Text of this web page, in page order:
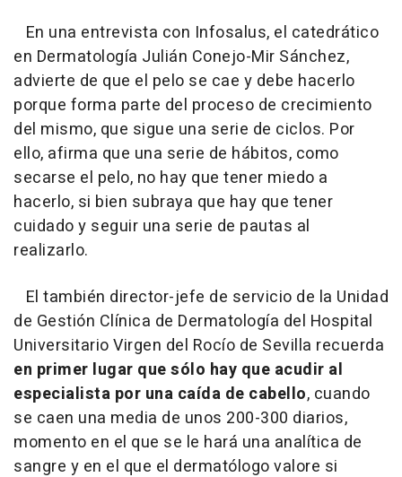
En una entrevista con Infosalus, el catedrático
en Dermatología Julián Conejo-Mir Sánchez,
advierte de que el pelo se cae y debe hacerlo
porque forma parte del proceso de crecimiento
del mismo, que sigue una serie de ciclos. Por
ello, afirma que una serie de hábitos, como
secarse el pelo, no hay que tener miedo a
hacerlo, si bien subraya que hay que tener
cuidado y seguir una serie de pautas al
realizarlo.
El también director-jefe de servicio de la Unidad
de Gestión Clínica de Dermatología del Hospital
Universitario Virgen del Rocío de Sevilla recuerda
en primer lugar que sólo hay que acudir al
especialista por una caída de cabello, cuando
se caen una media de unos 200-300 diarios,
momento en el que se le hará una analítica de
sangre y en el que el dermatólogo valore si